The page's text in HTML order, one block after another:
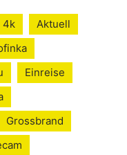
4k
Aktuell
Einreise
Grossbrand